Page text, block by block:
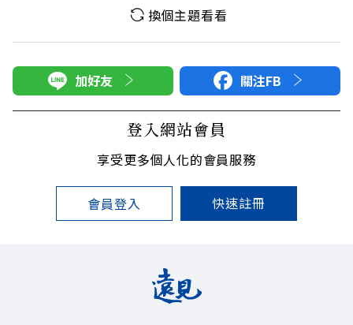
換個主題看看
加好友 關注FB
登入網站會員
享受更多個人化的會員服務
會員登入 快速註冊